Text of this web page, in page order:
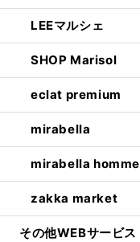
LEEマルシェ
SHOP Marisol
eclat premium
mirabella
mirabella homme
zakka market
その他WEBサービス